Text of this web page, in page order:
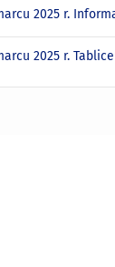
2025 r.
2025 r.